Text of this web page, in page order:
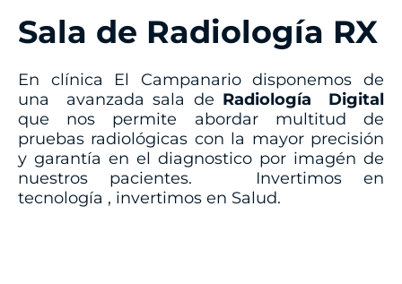
Sala de Radiología RX
En clínica El Campanario disponemos de
una avanzada sala de Radiología Digital
que nos permite abordar multitud de
pruebas radiológicas con la mayor precisión
y garantía en el diagnostico por imagén de
nuestros pacientes. Invertimos en
tecnología , invertimos en Salud.